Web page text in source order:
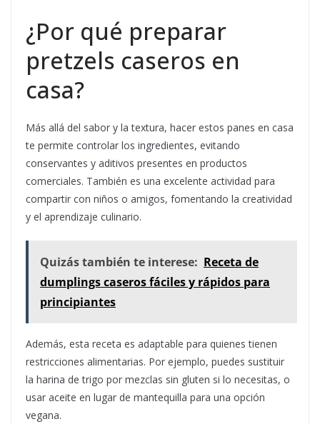
¿Por qué preparar
pretzels caseros en
casa?
Más allá del sabor y la textura, hacer estos panes en casa
te permite controlar los ingredientes, evitando
conservantes y aditivos presentes en productos
comerciales. También es una excelente actividad para
compartir con niños o amigos, fomentando la creatividad
y el aprendizaje culinario.
Quizás también te interese: Receta de
dumplings caseros fáciles y rápidos para
principiantes
Además, esta receta es adaptable para quienes tienen
restricciones alimentarias. Por ejemplo, puedes sustituir
la harina de trigo por mezclas sin gluten si lo necesitas, o
usar aceite en lugar de mantequilla para una opción
vegana.